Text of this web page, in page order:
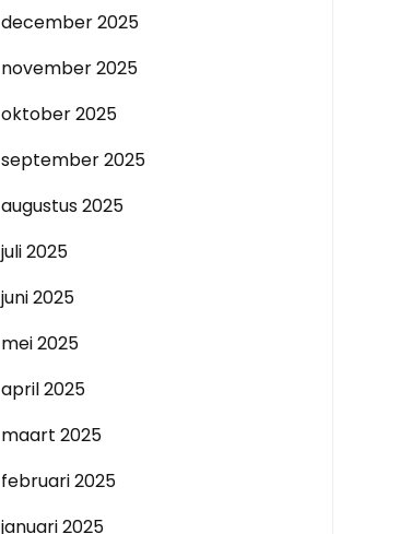
december 2025
november 2025
oktober 2025
september 2025
augustus 2025
juli 2025
juni 2025
mei 2025
april 2025
maart 2025
februari 2025
januari 2025